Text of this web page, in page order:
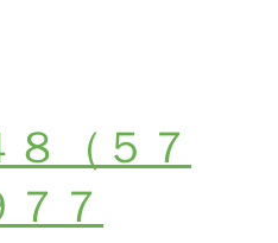
（５７
７７